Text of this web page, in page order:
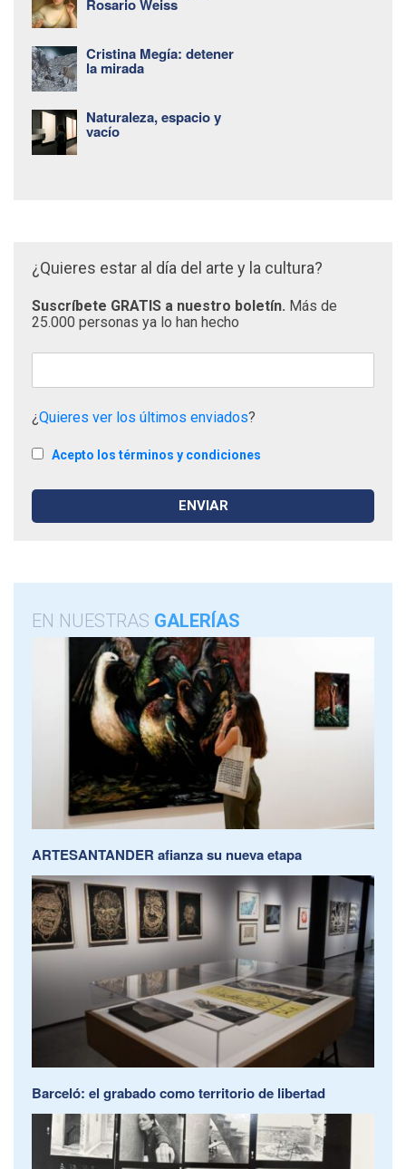
Rosario Weiss
Cristina Megía: detener
la mirada
Naturaleza, espacio y
vacío
¿Quieres estar al día del arte y la cultura?
Suscríbete GRATIS a nuestro boletín. Más de
25.000 personas ya lo han hecho
¿Quieres ver los últimos enviados?
Acepto los términos y condiciones
EN NUESTRAS GALERÍAS
ARTESANTANDER afianza su nueva etapa
Barceló: el grabado como territorio de libertad